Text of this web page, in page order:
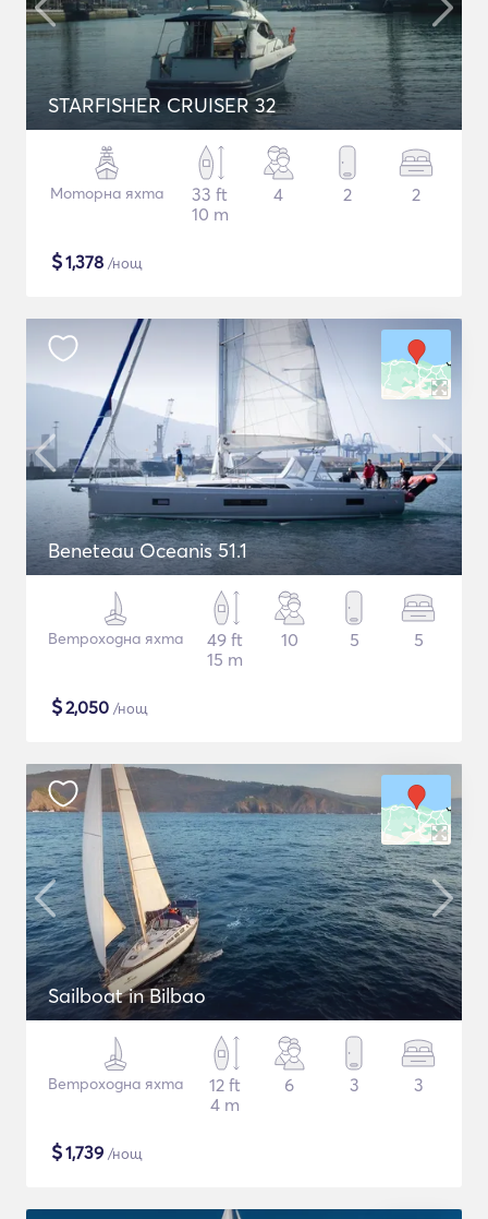
STARFISHER CRUISER 32
Моторна яхта
33 ft
10 m
4 2 2
$1,378 /нощ
Beneteau Oceanis 51.1
Ветроходна яхта
49 ft
15 m
10 5 5
$2,050 /нощ
Sailboat in Bilbao
Ветроходна яхта
12 ft
4 m
6 3 3
$1,739 /нощ